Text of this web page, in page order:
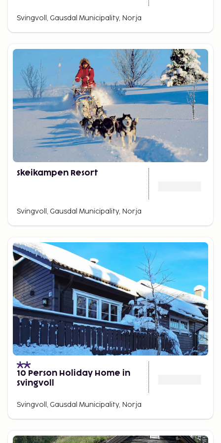
Svingvoll, Gausdal Municipality, Norja
Skeikampen Resort
Svingvoll, Gausdal Municipality, Norja
10 Person Holiday Home in
Svingvoll
Svingvoll, Gausdal Municipality, Norja